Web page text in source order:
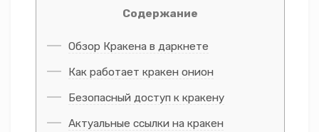
Содержание
Обзор Кракена в даркнете
Как работает кракен онион
Безопасный доступ к кракену
Актуальные ссылки на кракен